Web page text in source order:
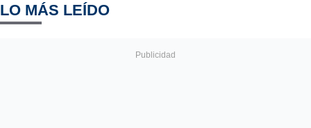
LO MÁS LEÍDO